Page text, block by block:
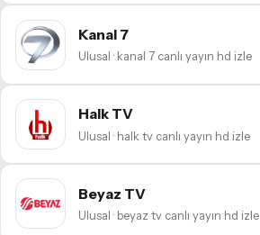
Kanal 7
Ulusal · kanal 7 canlı yayın hd izle
Halk TV
Ulusal · halk tv canlı yayın hd izle
Beyaz TV
Ulusal · beyaz tv canlı yayın hd izle